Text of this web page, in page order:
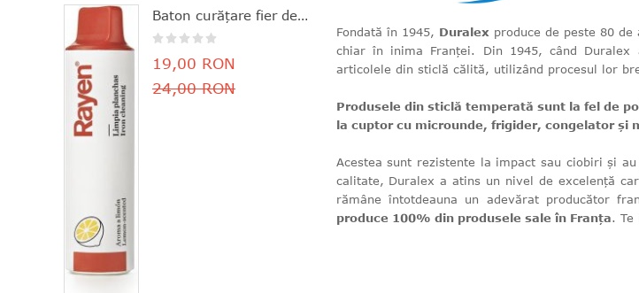
Fondată în 1945, Duralexproduce de peste 80 de
chiar în inima Franței. Din 1945, când
articolele din sticlă călită, utilizând procesul lor
Produsele din sticlă temperată sunt la fel de
la cuptor cu microunde, frigider, congelator și
Acestea sunt rezistente la impact sau ciobiri și
calitate, Duralex a atins un nivel de excelență
rămâne întotdeauna un adevărat producător
produce 100% din produsele sale în Franța. Te
Baton curăţare fier de călcat, parfum de lămâie, 11.8x3 cm, Rayen - 8412955061630
19,00 RON
24,00 RON